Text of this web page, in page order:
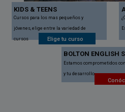
KIDS & TEENS
Cursos para los mas pequeños y
jóvenes, elige entre la variedad de
cursos Elige tu curso
BOLTON ENGLISH
Estamos comprometidos
y tu desarrollo,